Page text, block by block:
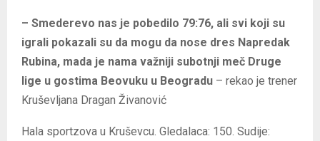
– Smederevo nas je pobedilo 79:76, ali svi koji su
igrali pokazali su da mogu da nose dres Napredak
Rubina, mada je nama važniji subotnji meč Druge
lige u gostima Beovuku u Beogradu – rekao je trener
Kruševljana Dragan Živanović
Hala sportzova u Kruševcu. Gledalaca: 150. Sudije: